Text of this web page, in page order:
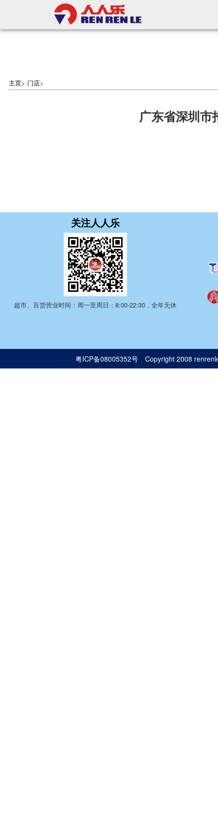
主页> 门店>
广东省深圳市
关注人人乐
超市、百货营业时间：周一至周日：8:00-22:30，全年无休
粤ICP备08005352号Copyright 2008